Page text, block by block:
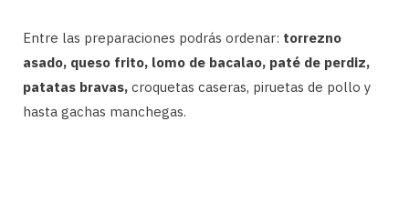
Entre las preparaciones podrás ordenar: torrezno
asado, queso frito, lomo de bacalao, paté de perdiz,
patatas bravas, croquetas caseras, piruetas de pollo y
hasta gachas manchegas.